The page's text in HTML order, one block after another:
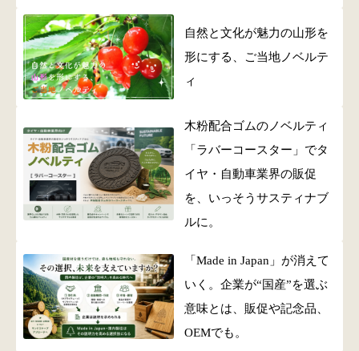
自然と文化が魅力の山形を
形にする、ご当地ノベルテ
ィ
木粉配合ゴムのノベルティ
「ラバーコースター」でタ
イヤ・自動車業界の販促
を、いっそうサスティナブ
ルに。
「Made in Japan」が消えて
いく。企業が“国産”を選ぶ
意味とは、販促や記念品、
OEMでも。